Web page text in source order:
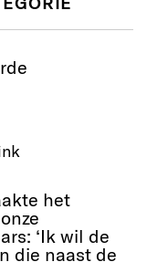
het
‘Ik wil de
die naast de